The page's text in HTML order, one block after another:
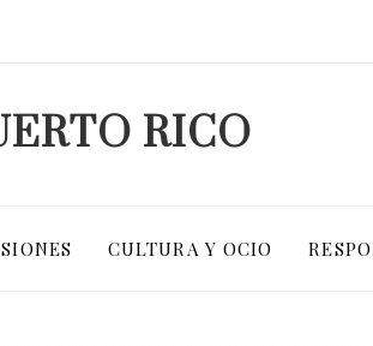
RICO
CULTURA Y OCIO